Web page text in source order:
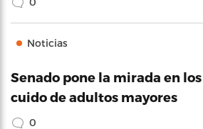
Noticias
Senado pone la mirada en
cuido de adultos mayores
0